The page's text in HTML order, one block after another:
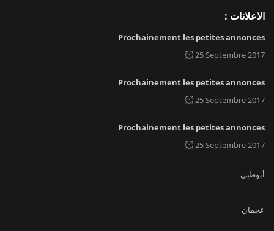
الاعلانات :
Prochainement les petites annonces
25 Septembre 2017
Prochainement les petites annonces
25 Septembre 2017
Prochainement les petites annonces
25 Septembre 2017
أبوظبي
عجمان